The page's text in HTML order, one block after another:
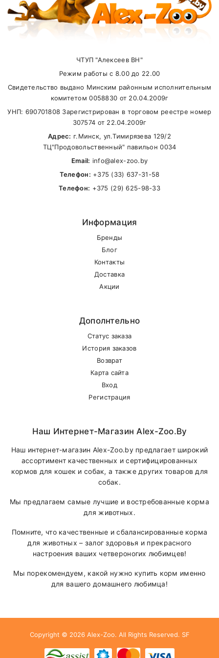
Внимание стоимость доставки зависит от
суммы заказа.
Самовывоз
В другие города Беларуси
ЧТУП "Алексеев ВН"
Режим работы с 8.00 до 22.00
Свидетельство выдано Минским районным исполнительным
комитетом 0058830 от 20.04.2009г
УНП: 690701808 Зарегистрирован в торговом реестре номер
307574 от 22.04.2009г
Адрес: г.Минск, ул.Тимирязева 129/2
ТЦ"Продовольственный" павильон 0034
Email: info@alex-zoo.by
Телефон: +375 (33) 637-31-58
Телефон: +375 (29) 625-98-33
Информация
Бренды
Блог
Контакты
Доставка
Акции
Дополнтельно
Статус заказа
История заказов
Возврат
Карта сайта
Вход
Регистрация
Наш Интернет-Магазин Alex-Zoo.by
Наш интернет-магазин Alex-Zoo.by предлагает широкий
ассортимент качественных и сертифицированных
кормов для кошек и собак, а также других товаров для
собак.
Мы предлагаем самые лучшие и востребованные корма
для животных.
Помните, что качественные и сбалансированные корма
для животных – залог здоровья и прекрасного
настроения ваших четвероногих любимцев!
Мы порекомендуем, какой нужно купить корм именно
для вашего домашнего любимца!
Copyright © 2026 Alex-Zoo. All Rights Reserved. SF